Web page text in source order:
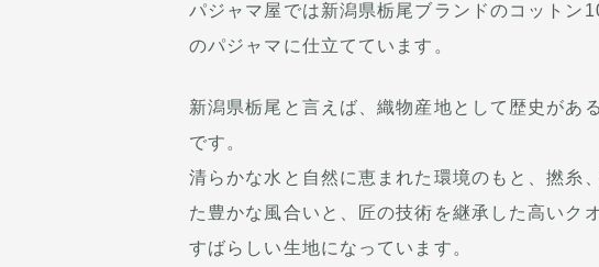
パジャマ屋では新潟県栃尾ブランドのコットン
のパジャマに仕立てています。
新潟県栃尾と言えば、織物産地として歴史があ
です。
清らかな水と自然に恵まれた環境のもと、撚糸
た豊かな風合いと、匠の技術を継承した高いク
すばらしい生地になっています。